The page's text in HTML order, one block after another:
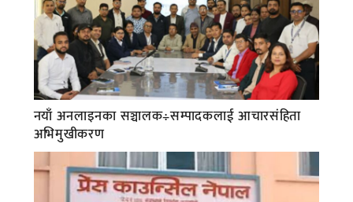
नयाँ अनलाइनका सञ्चालक÷सम्पादकलाई आचारसंहिता
अभिमुखीकरण